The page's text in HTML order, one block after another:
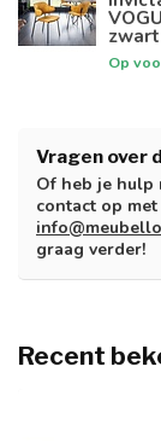
Op
Vragen over
Of heb je hulp
contact op
graag verder!
Recent